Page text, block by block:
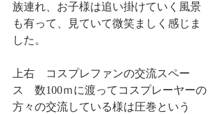
族連れ、お子様は追い掛けていく風景
も有って、見ていて微笑ましく感じま
した。
上右　コスプレファンの交流スペー
ス　数100ｍに渡ってコスプレーヤーの
方々の交流している様は圧巻という